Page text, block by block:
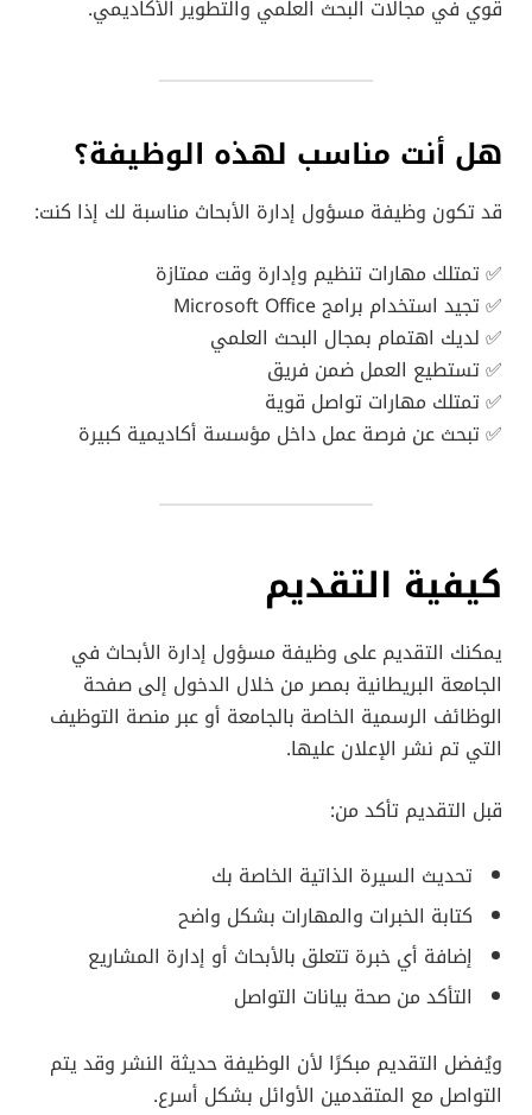
قوي في مجالات البحث العلمي والتطوير الأكاديمي.
هل أنت مناسب لهذه الوظيفة؟
قد تكون وظيفة مسؤول إدارة الأبحاث مناسبة لك إذا كنت:
✅ تمتلك مهارات تنظيم وإدارة وقت ممتازة
✅ تجيد استخدام برامج Microsoft Office
✅ لديك اهتمام بمجال البحث العلمي
✅ تستطيع العمل ضمن فريق
✅ تمتلك مهارات تواصل قوية
✅ تبحث عن فرصة عمل داخل مؤسسة أكاديمية كبيرة
كيفية التقديم
يمكنك التقديم على وظيفة مسؤول إدارة الأبحاث في
الجامعة البريطانية بمصر من خلال الدخول إلى صفحة
الوظائف الرسمية الخاصة بالجامعة أو عبر منصة التوظيف
التي تم نشر الإعلان عليها.
قبل التقديم تأكد من:
تحديث السيرة الذاتية الخاصة بك
كتابة الخبرات والمهارات بشكل واضح
إضافة أي خبرة تتعلق بالأبحاث أو إدارة المشاريع
التأكد من صحة بيانات التواصل
ويُفضل التقديم مبكرًا لأن الوظيفة حديثة النشر وقد يتم
التواصل مع المتقدمين الأوائل بشكل أسرع.